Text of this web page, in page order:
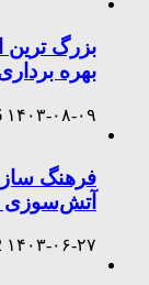
بزرگ ترین
بهره
۱۴۰۳-۰۸-۰۹
آتش‌سوزی
۱۴۰۳-۰۶-۲۷